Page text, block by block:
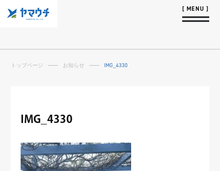
トップページ お知らせ IMG_4330
IMG_4330